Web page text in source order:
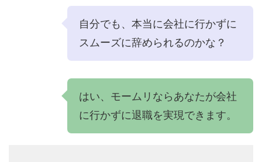
自分でも、本当に会社に行かずに
スムーズに辞められるのかな？
はい、モームリならあなたが会社
に行かずに退職を実現できます。